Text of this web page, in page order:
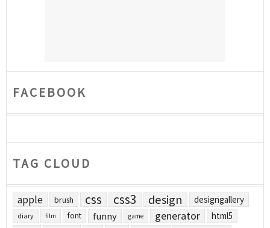
FACEBOOK
TAG CLOUD
apple brush css css3 design designgallery
diary film font funny game generator html5